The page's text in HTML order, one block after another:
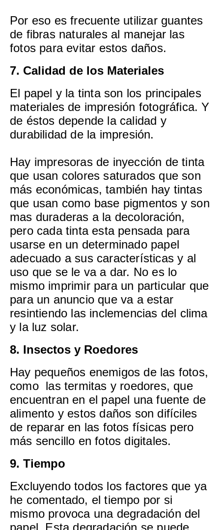
Por eso es frecuente utilizar guantes
de fibras naturales al manejar las
fotos para evitar estos daños.
7. Calidad de los Materiales
El papel y la tinta son los principales
materiales de impresión fotográfica. Y
de éstos depende la calidad y
durabilidad de la impresión.
Hay impresoras de inyección de tinta
que usan colores saturados que son
más económicas, también hay tintas
que usan como base pigmentos y son
mas duraderas a la decoloración,
pero cada tinta esta pensada para
usarse en un determinado papel
adecuado a sus características y al
uso que se le va a dar. No es lo
mismo imprimir para un particular que
para un anuncio que va a estar
resintiendo las inclemencias del clima
y la luz solar.
8. Insectos y Roedores
Hay pequeños enemigos de las fotos,
como las termitas y roedores, que
encuentran en el papel una fuente de
alimento y estos daños son difíciles
de reparar en las fotos físicas pero
más sencillo en fotos digitales.
9. Tiempo
Excluyendo todos los factores que ya
he comentado, el tiempo por si
mismo provoca una degradación del
papel. Esta degradación se puede